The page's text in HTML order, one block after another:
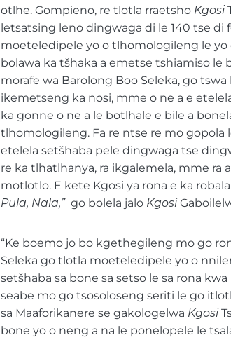
otlhe. Gompieno, re tlotla rraetsho Kgosi
letsatsing leno dingwaga di le 140 tse di
moeteledipele yo o tlhomologileng le
bolawa ka tšhaka a emetse tshiamiso le
morafe wa Barolong Boo Seleka, go tswa
ikemetseng ka nosi, mme o ne a e
ka gonne o ne a le botlhale e bile a
tlhomologileng. Fa re ntse re mo gopola
etelela setšhaba pele dingwaga tse
re ka tlhatlhanya, ra ikgalemela, mme ra
motlotlo. E kete Kgosi ya rona e ka
Pula, Nala,”go bolela jalo Kgosi
“Ke boemo jo bo kgethegileng mo go
Seleka go tlotla moeteledipele yo o
setšhaba sa bone sa setso le sa rona
seabe mo go tsosoloseng seriti le go
sa Maaforikanere se gakologelwa Kgosi
bone yo o neng a na le ponelopele le